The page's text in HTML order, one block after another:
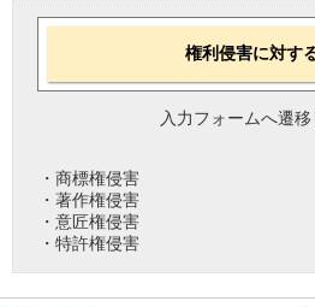
権利侵害に対す
入力フォームへ遷移
・商標権侵害
・著作権侵害
・意匠権侵害
・特許権侵害